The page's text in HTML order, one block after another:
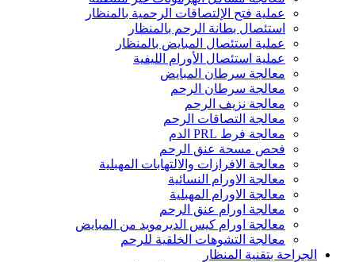
عملية فتح الإلتصاقات الرحمية بالمنظار
استئصال بطانة الرحم بالمنظار
عملية استئصال المبايض بالمنظار
عملية استئصال الأورام الليفية
معالجة سرطان المبايض
معالجة سرطان الرحم
معالجة نزيف الرحم
معالجة التصاقات الرحم
معالجة فرط PRL الدم
فحص مسحة عنق الرحم
معالجة الافرازات والالتهابات المهبلية
معالجة الاورام النسائية
معالجة الاورام المهبلية
معالجة اورام عنق الرحم
معالجة اورام كيس الديرمويد من المبايض
معالجة التشوهات الخلقية للرحم
الجراحة بتقنية المنظار